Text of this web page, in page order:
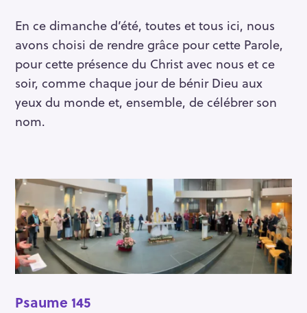
En ce dimanche d’été, toutes et tous ici, nous
avons choisi de rendre grâce pour cette Parole,
pour cette présence du Christ avec nous et ce
soir, comme chaque jour de bénir Dieu aux
yeux du monde et, ensemble, de célébrer son
nom.
Psaume 145